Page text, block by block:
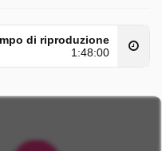
di riproduzione
1:48:00